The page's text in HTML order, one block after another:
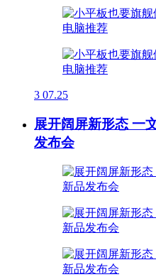
3 07.25
展开阔屏新形态 一
发布会